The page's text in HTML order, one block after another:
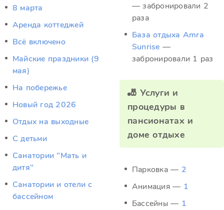
8 марта
Аренда коттеджей
Всё включено
Майские праздники (9
мая)
На побережье
Новый год 2026
Отдых на выходные
С детьми
Санатории "Мать и
дитя"
Санатории и отели с
бассейном
— забронировали 2
раза
База отдыха Amra
Sunrise —
забронировали 1 раз
🎳 Услуги и
процедуры в
пансионатах и
доме отдыхе
Парковка — 2
Анимация — 1
Бассейны — 1